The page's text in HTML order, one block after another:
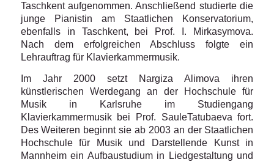
Taschkent aufgenommen. Anschließend studierte die
junge Pianistin am Staatlichen Konservatorium,
ebenfalls in Taschkent, bei Prof. I. Mirkasymova.
Nach dem erfolgreichen Abschluss folgte ein
Lehrauftrag für Klavierkammermusik.
Im Jahr 2000 setzt Nargiza Alimova ihren
künstlerischen Werdegang an der Hochschule für
Musik in Karlsruhe im Studiengang
Klavierkammermusik bei Prof. SauleTatubaeva fort.
Des Weiteren beginnt sie ab 2003 an der Staatlichen
Hochschule für Musik und Darstellende Kunst in
Mannheim ein Aufbaustudium in Liedgestaltung und